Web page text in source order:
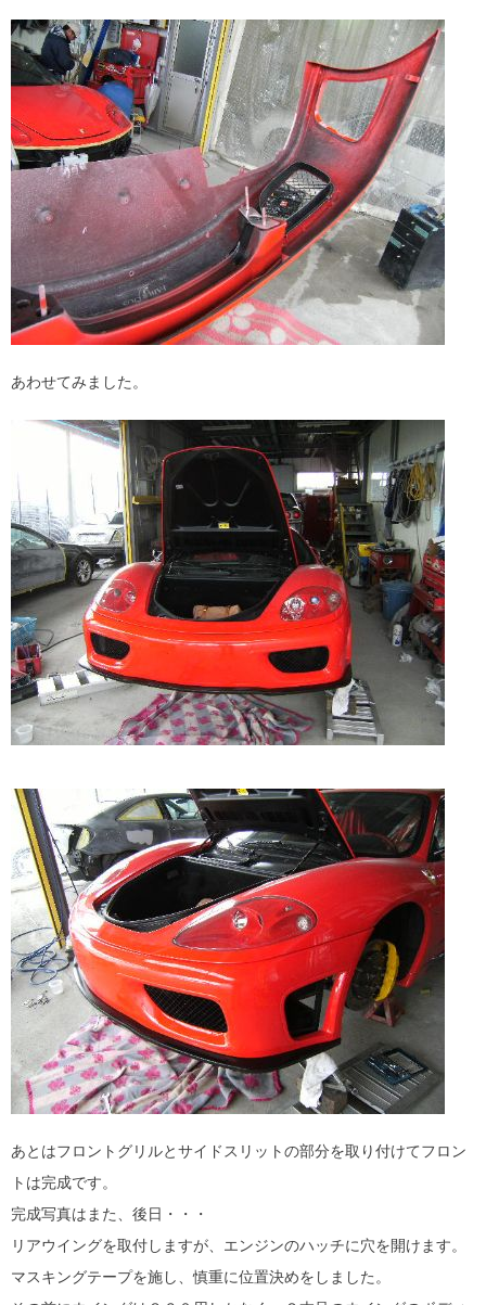
あわせてみました。
あとはフロントグリルとサイドスリットの部分を取り付けてフロン
トは完成です。
完成写真はまた、後日・・・
リアウイングを取付しますが、エンジンのハッチに穴を開けます。
マスキングテープを施し、慎重に位置決めをしました。